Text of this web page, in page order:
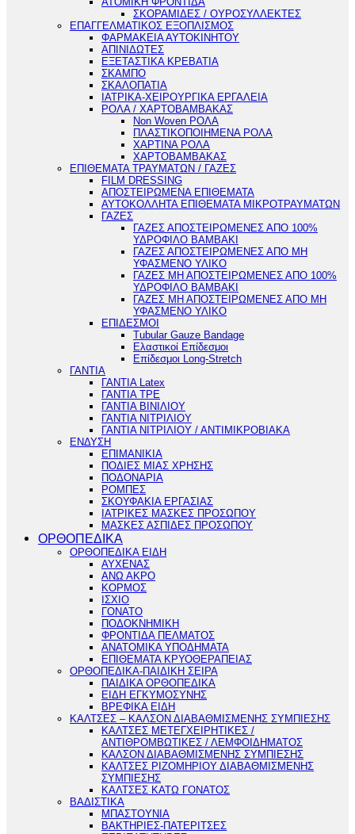
ΣΚΟΡΑΜΙΔΕΣ / ΟΥΡΟΣΥΛΛΕΚΤΕΣ
ΕΠΑΓΓΕΛΜΑΤΙΚΟΣ ΕΞΟΠΛΙΣΜΟΣ
ΦΑΡΜΑΚΕΙΑ ΑΥΤΟΚΙΝΗΤΟΥ
ΑΠΙΝΙΔΩΤΕΣ
ΕΞΕΤΑΣΤΙΚΑ ΚΡΕΒΑΤΙΑ
ΣΚΑΜΠΟ
ΣΚΑΛΟΠΑΤΙΑ
ΙΑΤΡΙΚΑ-ΧΕΙΡΟΥΡΓΙΚΑ ΕΡΓΑΛΕΙΑ
ΡΟΛΑ / ΧΑΡΤΟΒΑΜΒΑΚΑΣ
Non Woven ΡΟΛΑ
ΠΛΑΣΤΙΚΟΠΟΙΗΜΕΝΑ ΡΟΛΑ
ΧΑΡΤΙΝΑ ΡΟΛΑ
ΧΑΡΤΟΒΑΜΒΑΚΑΣ
ΕΠΙΘΕΜΑΤΑ ΤΡΑΥΜΑΤΩΝ / ΓΑΖΕΣ
FILM DRESSING
ΑΠΟΣΤΕΙΡΩΜΕΝΑ ΕΠΙΘΕΜΑΤΑ
ΑΥΤΟΚΟΛΛΗΤΑ ΕΠΙΘΕΜΑΤΑ ΜΙΚΡΟΤΡΑΥΜΑΤΩΝ
ΓΑΖΕΣ
ΓΑΖΕΣ ΑΠΟΣΤΕΙΡΩΜΕΝΕΣ ΑΠΟ 100%
ΥΔΡΟΦΙΛΟ ΒΑΜΒΑΚΙ
ΓΑΖΕΣ ΑΠΟΣΤΕΙΡΩΜΕΝΕΣ ΑΠΟ ΜΗ
ΥΦΑΣΜΕΝΟ ΥΛΙΚΟ
ΓΑΖΕΣ ΜΗ ΑΠΟΣΤΕΙΡΩΜΕΝΕΣ ΑΠΟ 100%
ΥΔΡΟΦΙΛΟ ΒΑΜΒΑΚΙ
ΓΑΖΕΣ ΜΗ ΑΠΟΣΤΕΙΡΩΜΕΝΕΣ ΑΠΟ ΜΗ
ΥΦΑΣΜΕΝΟ ΥΛΙΚΟ
ΕΠΙΔΕΣΜΟΙ
Tubular Gauze Bandage
Ελαστικοί Επίδεσμοι
Επίδεσμοι Long-Stretch
ΓΑΝΤΙΑ
ΓΑΝΤΙΑ Latex
ΓΑΝΤΙΑ TPE
ΓΑΝΤΙΑ ΒΙΝΙΛΙΟΥ
ΓΑΝΤΙΑ ΝΙΤΡΙΛΙΟΥ
ΓΑΝΤΙΑ ΝΙΤΡΙΛΙΟΥ / ΑΝΤΙΜΙΚΡΟΒΙΑΚΑ
ΕΝΔΥΣΗ
ΕΠΙΜΑΝΙΚΙΑ
ΠΟΔΙΕΣ ΜΙΑΣ ΧΡΗΣΗΣ
ΠΟΔΟΝΑΡΙΑ
ΡΟΜΠΕΣ
ΣΚΟΥΦΑΚΙΑ ΕΡΓΑΣΙΑΣ
ΙΑΤΡΙΚΕΣ ΜΑΣΚΕΣ ΠΡΟΣΩΠΟΥ
ΜΑΣΚΕΣ ΑΣΠΙΔΕΣ ΠΡΟΣΩΠΟΥ
ΟΡΘΟΠΕΔΙΚΑ
ΟΡΘΟΠΕΔΙΚΑ ΕΙΔΗ
ΑΥΧΕΝΑΣ
ΑΝΩ ΑΚΡΟ
ΚΟΡΜΟΣ
ΙΣΧΙΟ
ΓΟΝΑΤΟ
ΠΟΔΟΚΝΗΜΙΚΗ
ΦΡΟΝΤΙΔΑ ΠΕΛΜΑΤΟΣ
ΑΝΑΤΟΜΙΚΑ ΥΠΟΔΗΜΑΤΑ
ΕΠΙΘΕΜΑΤΑ ΚΡΥΟΘΕΡΑΠΕΙΑΣ
ΟΡΘΟΠΕΔΙΚΑ-ΠΑΙΔΙΚΗ ΣΕΙΡΑ
ΠΑΙΔΙΚΑ ΟΡΘΟΠΕΔΙΚΑ
ΕΙΔΗ ΕΓΚΥΜΟΣΥΝΗΣ
ΒΡΕΦΙΚΑ ΕΙΔΗ
ΚΑΛΤΣΕΣ – ΚΑΛΣΟΝ ΔΙΑΒΑΘΜΙΣΜΕΝΗΣ ΣΥΜΠΙΕΣΗΣ
ΚΑΛΤΣΕΣ ΜΕΤΕΓΧΕΙΡΗΤΙΚΕΣ /
ΑΝΤΙΘΡΟΜΒΩΤΙΚΕΣ / ΛΕΜΦΟΙΔΗΜΑΤΟΣ
ΚΑΛΣΟΝ ΔΙΑΒΑΘΜΙΣΜΕΝΗΣ ΣΥΜΠΙΕΣΗΣ
ΚΑΛΤΣΕΣ ΡΙΖΟΜΗΡΙΟΥ ΔΙΑΒΑΘΜΙΣΜΕΝΗΣ
ΣΥΜΠΙΕΣΗΣ
ΚΑΛΤΣΕΣ ΚΑΤΩ ΓΟΝΑΤΟΣ
ΒΑΔΙΣΤΙΚΑ
ΜΠΑΣΤΟΥΝΙΑ
ΒΑΚΤΗΡΙΕΣ-ΠΑΤΕΡΙΤΣΕΣ